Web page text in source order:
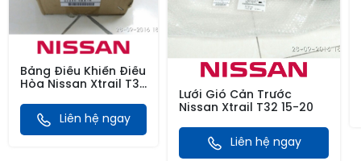
Bảng Điều Khiển Điều
Hòa Nissan Xtrail T32
Liên hệ ngay
Lưới Gió Cản Trước
Nissan Xtrail T32 15-20
Liên hệ ngay